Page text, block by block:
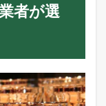
者が選